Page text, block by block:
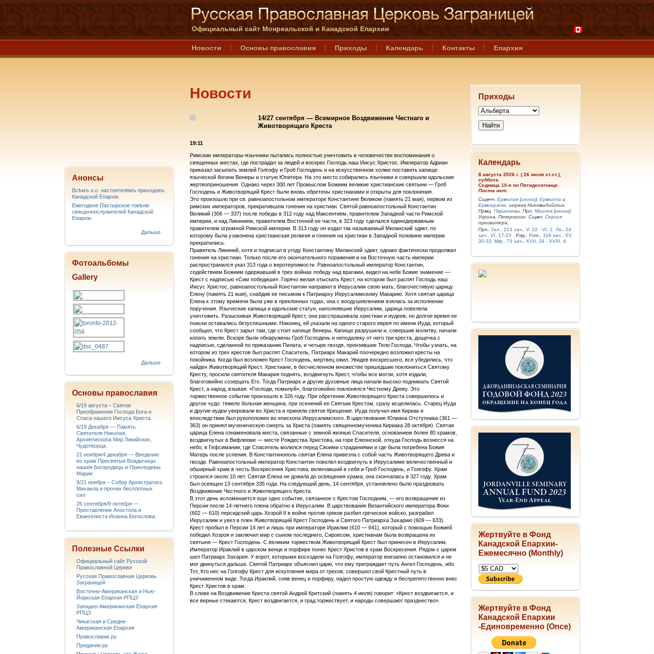
Официальный сайт Монреальской и Канадской Епархии
Новости Основы православия Приходы Календарь Контакты Епархия
Приходы
Календарь
8 августа 2026 г. ( 26 июля ст.ст.),
суббота.
Седмица 10-я по Пятидесятнице.
Поста нет.
Сщмчч. Ермолая (икона), Ермиппа и
Ермократа , иереев Никомидийских.
Прмц. Параскевы . Прп. Моисея (икона)
Угрина, Печерского. Сщмч. Сергия
пресвитера.
Прп.: Гал., 213 зач., V, 22 - VI, 2.
Лк., 24
зач., VI, 17-23
. Ряд.: Рим., 119 зач., XV,
30-33.
Мф., 73 зач., XVII, 24 - XVIII, 4.
Жертвуйте в Фонд
Канадской Епархии-
Ежемесячно (Monthly)
Жертвуйте в Фонд
Канадской Епархии
-Единовременно (Once)
Новости
14/27 сентября — Всемирное Воздвижение Честнаго и
Животворящаго Креста
19:11
Римские императоры-язычники пытались полностью уничтожить в человечестве воспоминания о
священных местах, где пострадал за людей и воскрес Господь наш Иисус Христос. Император Адриан
приказал засыпать землей Голгофу и Гроб Господень и на искусственном холме поставить капище
языческой богини Венеры и статую Юпитера. На это место собирались язычники и совершали идольские
жертвоприношения. Однако через 300 лет Промыслом Божиим великие христианские святыни — Гроб
Господень и Животворящий Крест были вновь обретены христианами и открыты для поклонения.
Это произошло при св. равноапостольном императоре Константине Великом (память 21 мая), первом из
римских императоров, прекратившем гонения на христиан. Святой равноапостольный Константин
Великий (306 — 337) после победы в 312 году над Максентием, правителем Западной части Римской
империи, и над Ликинием, правителем Восточной ее части, в 323 году сделался единодержавным
правителем огромной Римской империи. В 313 году он издал так называемый Миланский эдикт, по
которому была узаконена христианская религия и гонения на христиан в Западной половине империи
прекратились.
Правитель Ликиний, хотя и подписал в угоду Константину Миланский эдикт, однако фактически продолжал
гонения на христиан. Только после его окончательного поражения и на Восточную часть империи
распространился указ 313 года о веротерпимости. Равноапостольный император Константин,
содействием Божиим одержавший в трех войнах победу над врагами, видел на небе Божие знамение —
Крест с надписью «Сим победиши». Горячо желая отыскать Крест, на котором был распят Господь наш
Иисус Христос, равноапостольный Константин направил в Иерусалим свою мать, благочестивую царицу
Елену (память 21 мая), снабдив ее письмом к Патриарху Иерусалимскому Макарию. Хотя святая царица
Елена к этому времени была уже в преклонных годах, она с воодушевлением взялась за исполнение
поручения. Языческие капища и идольские статуи, наполнявшие Иерусалим, царица повелела
уничтожить. Разыскивая Животворящий Крест, она расспрашивала христиан и иудеев, но долгое время ее
поиски оставались безуспешными. Наконец, ей указали на одного старого еврея по имени Иуда, который
сообщил, что Крест зарыт там, где стоит капище Венеры. Капище разрушили и, совершив молитву, начали
копать землю. Вскоре были обнаружены Гроб Господень и неподалеку от него три креста, дощечка с
надписью, сделанной по приказанию Пилата, и четыре гвоздя, пронзившие Тело Господа. Чтобы узнать, на
котором из трех крестов был распят Спаситель, Патриарх Макарий поочередно возложил кресты на
покойника. Когда был возложен Крест Господень, мертвец ожил. Увидев воскресшего, все убедились, что
найден Животворящий Крест. Христиане, в бесчисленном множестве пришедшие поклониться Святому
Кресту, просили святителя Макария поднять, воздвигнуть Крест, чтобы все могли, хотя издали,
благоговейно созерцать Его. Тогда Патриарх и другие духовные лица начали высоко поднимать Святой
Крест, а народ, взывая: «Господи, помилуй», благоговейно поклонялся Честному Древу. Это
торжественное событие произошло в 326 году. При обретении Животворящего Креста совершилось и
другое чудо: тяжело больная женщина, при осенений ее Святым Крестом, сразу исцелилась. Старец Иуда
и другие иудеи уверовали во Христа и приняли святое Крещение. Иуда получил имя Кириак и
впоследствии был рукоположен во епископа Иерусалимского. В царствование Юлиана Отступника (361 —
363) он принял мученическую смерть за Христа (память священномученика Кириака 28 октября). Святая
царица Елена ознаменовала места, связанные с земной жизнью Спасителя, основанием более 80 храмов,
воздвигнутых в Вифлееме — месте Рождества Христова, на горе Елеонской, откуда Господь вознесся на
небо, в Гефсимании, где Спаситель молился перед Своими страданиями и где была погребена Божия
Матерь после успения. В Константинополь святая Елена привезла с собой часть Животворящего Древа и
гвозди. Равноапостольный император Константин повелел воздвигнуть в Иерусалиме величественный и
обширный храм в честь Воскресения Христова, включавший в себя и Гроб Господень, и Голгофу. Храм
строился около 10 лет. Святая Елена не дожила до освящения храма; она скончалась в 327 году. Храм
был освящен 13 сентября 335 года. На следующий день, 14 сентября, установлено было праздновать
Воздвижение Честного и Животворящего Креста.
В этот день вспоминается еще одно событие, связанное с Крестом Господним, — его возвращение из
Персии после 14-летнего плена обратно в Иерусалим. В царствование Византийского императора Фоки
(602 — 610) персидский царь Хозрой II в войне против греков разбил греческое войско, разграбил
Иерусалим и увез в плен Животворящий Крест Господень и Святого Патриарха Захарию (609 — 633).
Крест пробыл в Персии 14 лет и лишь при императоре Ираклии (610 — 641), который с помощью Божией
победил Хозроя и заключил мир с сыном последнего, Сироесом, христианам была возвращена их
святыня — Крест Господень. С великим торжеством Животворящий Крест был принесен в Иерусалим.
Император Ираклий в царском венце и порфире понес Крест Христов в храм Воскресения. Рядом с царем
шел Патриарх Захария. У ворот, которыми восходили на Голгофу, император внезапно остановился и не
мог двинуться дальше. Святой Патриарх объяснил царю, что ему преграждает путь Ангел Господень, ибо
Тот, Кто нес на Голгофу Крест для искупления мира от грехов, совершил свой Крестный путь в
уничиженном виде. Тогда Ираклий, сняв венец и порфиру, надел простую одежду и беспрепятственно внес
Крест Христов в храм.
В слове на Воздвижение Креста святой Андрей Критский (память 4 июля) говорит: «Крест воздвигается, и
все верные стекаются, Крест воздвигается, и град торжествует, и народы совершают празднество».
Анонсы
Всѣмъ о.о. настоятелямъ приходовъ
Канадской Епархiи.
Ежегодное Пастырское говѣніе
священнослужителей Канадской
Епархіи.
Дальше
Фотоальбомы
Gallery
Дальше
Основы православия
6/19 августа – Святое
Преображение Господа Бога и
Спаса нашего Иисуса Христа.
6/19 Декабря — Память
Святителя Николая,
Архиепископа Мир Ликийских,
Чудотворца.
21 ноября/4 декабря — Введение
во храм Пресвятыя Владычицы
нашея Богородицы и Приснодевы
Марии
8/21 ноября – Собор Архистратига
Михаила и прочих бесплотных
сил
26 сентября/9 октября —
Преставление Апостола и
Евангелиста Иоанна Богослова.
Полезные Ссылки
Официальный сайт Русской
Православной Церкви
Русская Православная Церковь
Заграницей
Восточно-Американская и Нью-
Йоркская Епархия РПЦЗ
Западно-Американская Епархия
РПЦЗ
Чикагская и Средне-
Американская Епархия
Православие.ру
Предание.ру